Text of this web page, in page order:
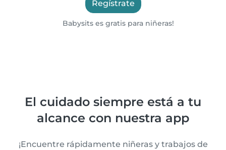
Regístrate
Babysits es gratis para niñeras!
El cuidado siempre está a tu
alcance con nuestra app
¡Encuentre rápidamente niñeras y trabajos de